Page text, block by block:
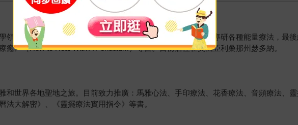
領域屢獲殊榮後，完全覺醒於自己的靈性道路。此後，致力於專研各種能量療法，最
》（How to Heal With A Pendulum）等書。目前居住在美國亞利桑那州瑟多納。
和世界各地聖地之旅。目前致力推廣：馬雅心法、手印療法、花香療法、音頻療法、
大解密》、《靈擺療法實用指令》等書。